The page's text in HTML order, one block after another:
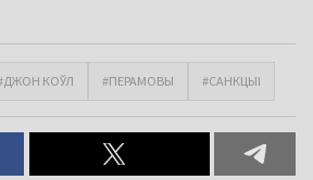
КОЎЛ #ПЕРАМОВЫ #САНКЦЫІ